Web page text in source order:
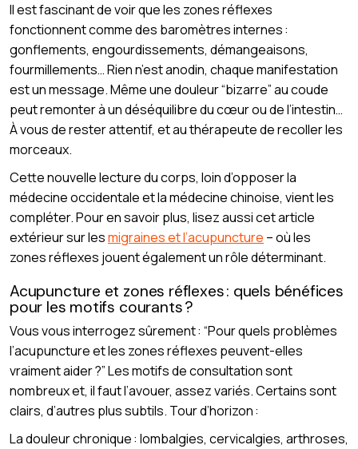
Il est fascinant de voir que les zones réflexes
fonctionnent comme des baromètres internes :
gonflements, engourdissements, démangeaisons,
fourmillements… Rien n’est anodin, chaque manifestation
est un message. Même une douleur “bizarre” au coude
peut remonter à un déséquilibre du cœur ou de l’intestin…
À vous de rester attentif, et au thérapeute de recoller les
morceaux.
Cette nouvelle lecture du corps, loin d’opposer la
médecine occidentale et la médecine chinoise, vient les
compléter. Pour en savoir plus, lisez aussi cet article
extérieur sur lesmigraines et l’acupuncture – où les
zones réflexes jouent également un rôle déterminant.
Acupuncture et zones réflexes : quels bénéfices
pour les motifs courants ?
Vous vous interrogez sûrement : “Pour quels problèmes
l’acupuncture et les zones réflexes peuvent-elles
vraiment aider ?” Les motifs de consultation sont
nombreux et, il faut l’avouer, assez variés. Certains sont
clairs, d’autres plus subtils. Tour d’horizon :
La douleur chronique : lombalgies, cervicalgies, arthroses,